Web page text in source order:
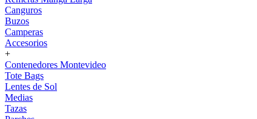
Canguros
Buzos
Camperas
Accesorios
+
Contenedores Montevideo
Tote Bags
Lentes de Sol
Medias
Tazas